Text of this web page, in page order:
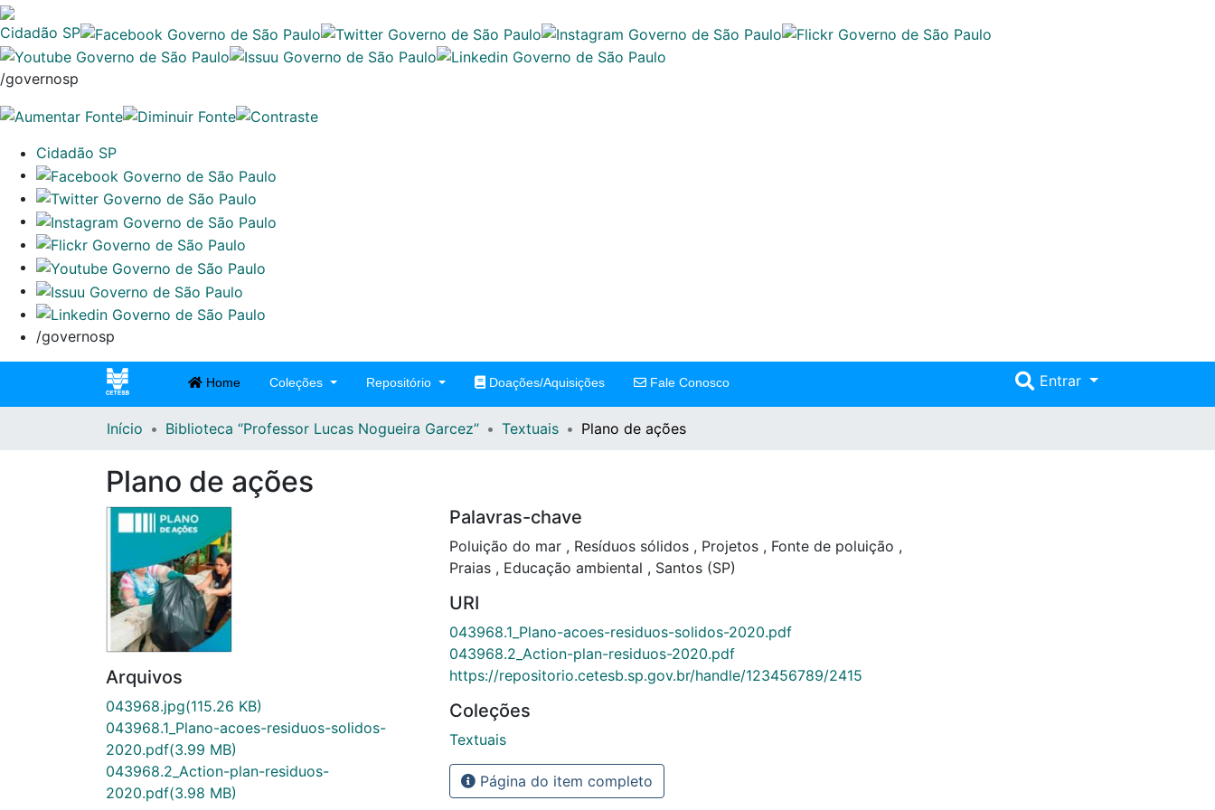
Cidadão SP
/governosp
Cidadão SP
/governosp
Entrar
Home Coleções Repositório Doações/Aquisições Fale Conosco
Início Biblioteca “Professor Lucas Nogueira Garcez” Textuais Plano de ações
Plano de ações
Arquivos
043968.jpg(115.26 KB)
043968.1_Plano-acoes-residuos-solidos-
2020.pdf(3.99 MB)
043968.2_Action-plan-residuos-
2020.pdf(3.98 MB)
Palavras-chave
Poluição do mar , Resíduos sólidos , Projetos , Fonte de poluição ,
Praias , Educação ambiental , Santos (SP)
URI
043968.1_Plano-acoes-residuos-solidos-2020.pdf
043968.2_Action-plan-residuos-2020.pdf
https://repositorio.cetesb.sp.gov.br/handle/123456789/2415
Coleções
Textuais
Página do item completo